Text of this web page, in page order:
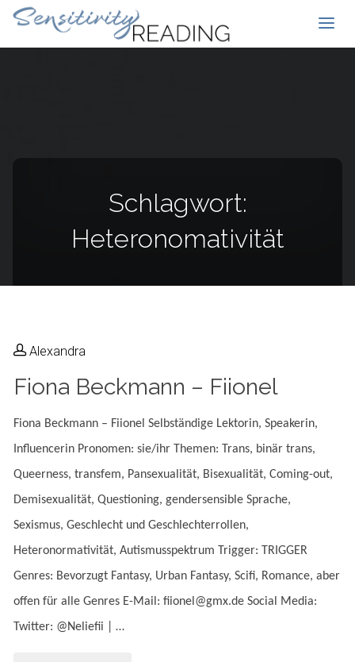
Schlagwort:
Heteronomativität
Alexandra
Fiona Beckmann – Fiionel
Fiona Beckmann – Fiionel Selbständige Lektorin, Speakerin,
Influencerin Pronomen: sie/ihr Themen: Trans, binär trans,
Queerness, transfem, Pansexualität, Bisexualität, Coming-out,
Demisexualität, Questioning, gendersensible Sprache,
Sexismus, Geschlecht und Geschlechterrollen,
Heteronormativität, Autismusspektrum Trigger: TRIGGER
Genres: Bevorzugt Fantasy, Urban Fantasy, Scifi, Romance, aber
offen für alle Genres E-Mail: fiionel@gmx.de Social Media:
Twitter: @Neliefii | …